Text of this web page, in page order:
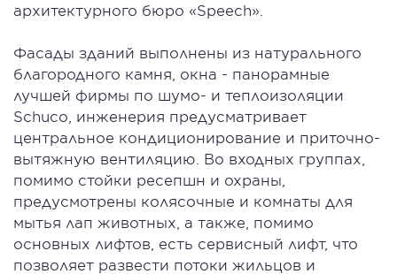
архитектурного бюро «Speech».
Фасады зданий выполнены из натурального
благородного камня, окна - панорамные
лучшей фирмы по шумо- и теплоизоляции
Schuco, инженерия предусматривает
центральное кондиционирование и приточно-
вытяжную вентиляцию. Во входных группах,
помимо стойки ресепшн и охраны,
предусмотрены колясочные и комнаты для
мытья лап животных, а также, помимо
основных лифтов, есть сервисный лифт, что
позволяет развести потоки жильцов и